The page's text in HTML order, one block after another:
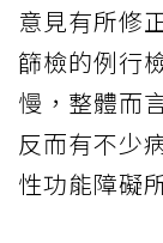
意見有所修
篩檢的例行
慢，整體而
反而有不少
性功能障礙